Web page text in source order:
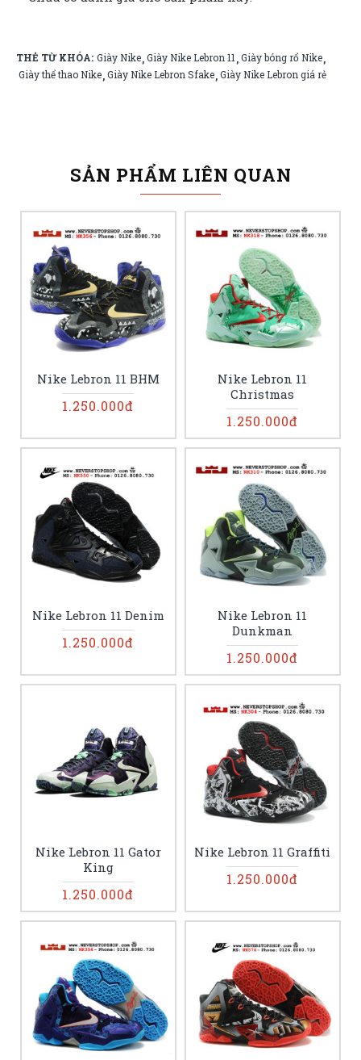
THẺ TỪ KHÓA: Giày Nike,Giày Nike Lebron 11,Giày bóng rổ Nike,
Giày thể thao Nike,Giày Nike Lebron Sfake,Giày Nike Lebron giá rẻ
SẢN PHẨM LIÊN QUAN
Nike Lebron 11 BHM
1.250.000đ
Nike Lebron 11
Christmas
1.250.000đ
Nike Lebron 11 Denim
1.250.000đ
Nike Lebron 11
Dunkman
1.250.000đ
Nike Lebron 11 Gator
King
1.250.000đ
Nike Lebron 11 Graffiti
1.250.000đ